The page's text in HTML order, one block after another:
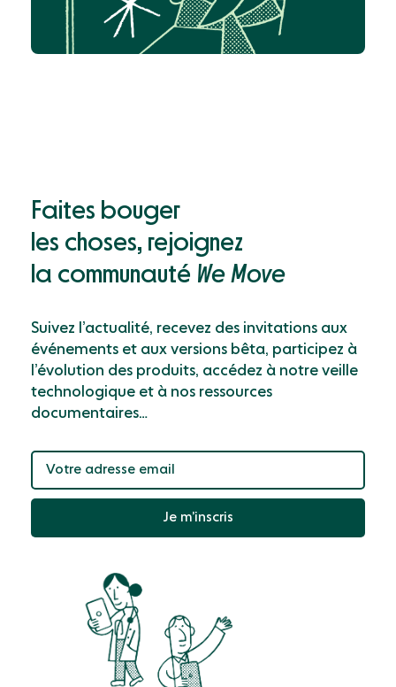
Faites bouger
les choses, rejoignez
la communauté We Move
Suivez l’actualité, recevez des invitations aux
événements et aux versions bêta, participez à
l’évolution des produits, accédez à notre veille
technologique et à nos ressources
documentaires…
Je m’inscris